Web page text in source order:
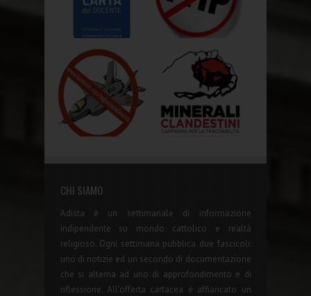
CHI SIAMO
Adista è un settimanale di informazione
indipendente su mondo cattolico e realtà
religioso. Ogni settimana pubblica due fascicoli:
uno di notizie ed un secondo di documentazione
che si alterna ad uno di approfondimento e di
riflessione. All'offerta cartacea è affiancato un